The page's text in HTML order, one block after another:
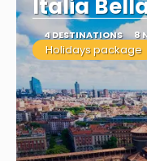
Italia
4 DESTINATIONS 8
Holidays package